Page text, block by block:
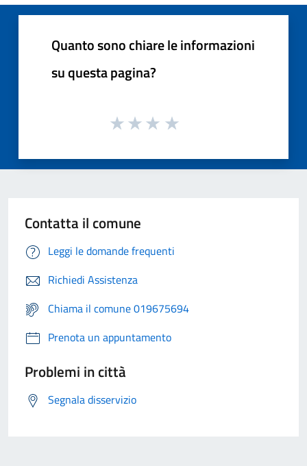
Quanto sono chiare le informazioni
su questa pagina?
Contatta il comune
Leggi le domande frequenti
Richiedi Assistenza
Chiama il comune 019675694
Prenota un appuntamento
Problemi in città
Segnala disservizio